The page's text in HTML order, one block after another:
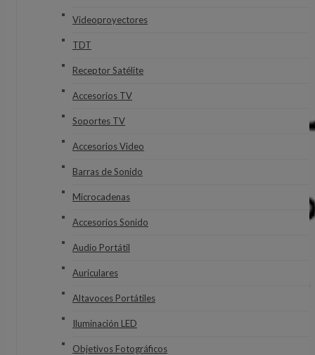
Videoproyectores
TDT
Receptor Satélite
Accesorios TV
Soportes TV
Accesorios Video
Barras de Sonido
Microcadenas
Accesorios Sonido
Audio Portátil
Auriculares
Altavoces Portátiles
Iluminación LED
Objetivos Fotográficos